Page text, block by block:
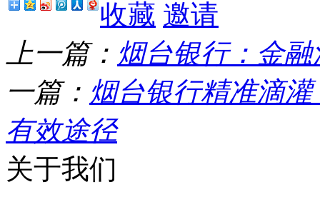
收藏 邀请
上一篇： 烟台银行：金
一篇： 烟台银行精准滴
有效途径
关于我们